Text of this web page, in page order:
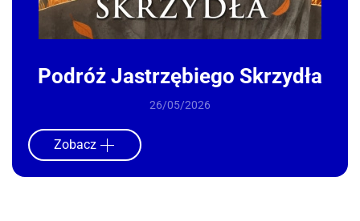
Podróż Jastrzębiego Skrzydła
26/05/2026
Zobacz